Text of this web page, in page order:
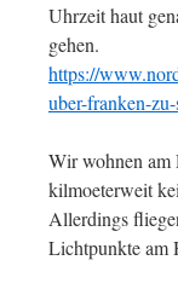
Uhrzeit haut
gehen.
https://
uber-franken-
Wir wohnen
kilmoeterweit
Allerdings
Lichtpunkte am